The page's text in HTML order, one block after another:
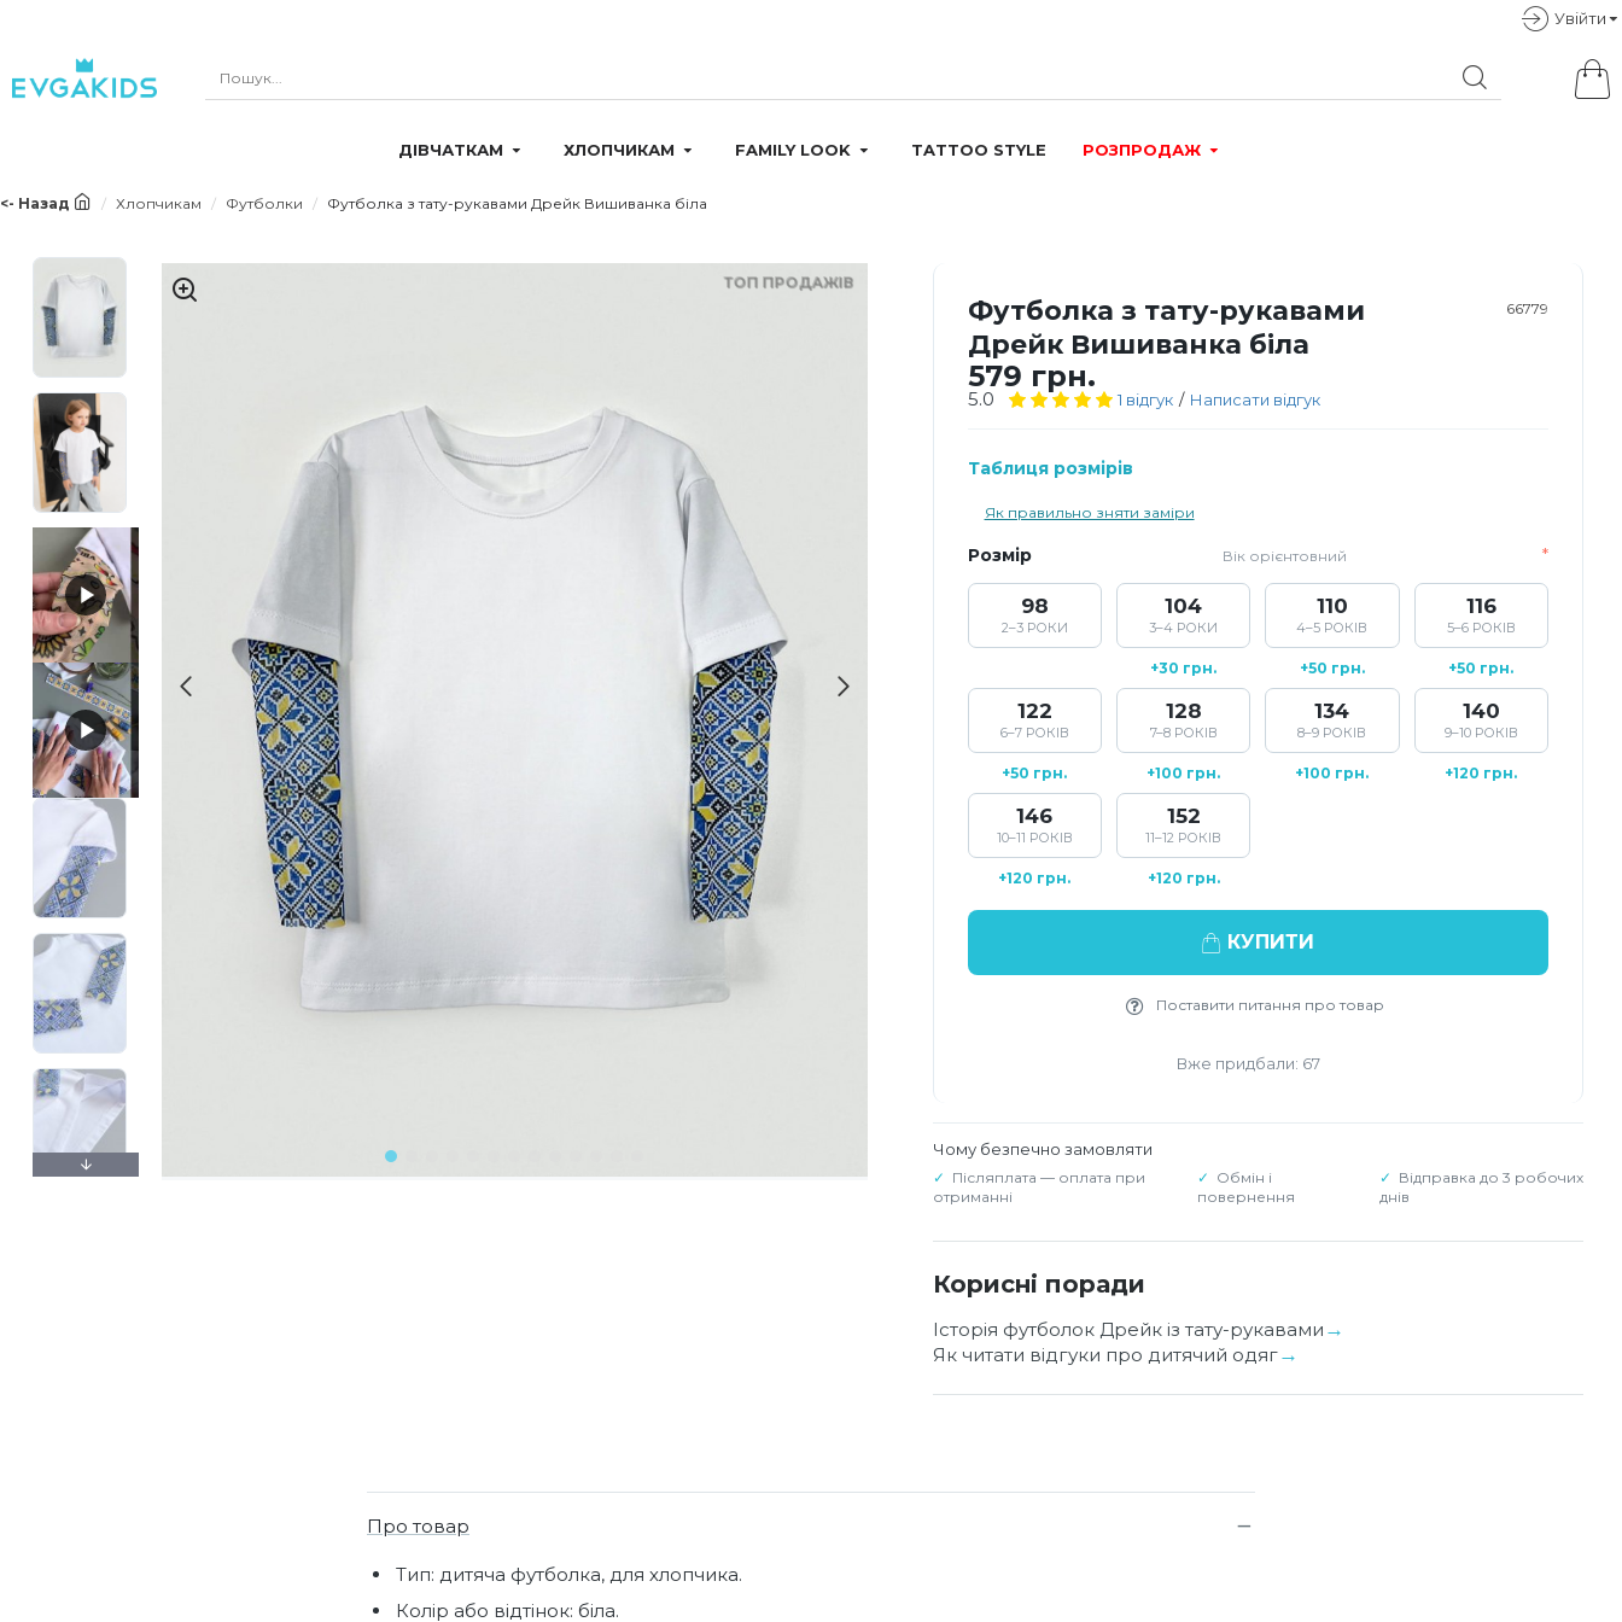
Увiйти
ДІВЧАТКАМ ХЛОПЧИКАМ FAMILY LOOK TATTOO STYLE РОЗПРОДАЖ
<- Назад Хлопчикам Футболки Футболка з тату-рукавами Дрейк Вишиванка біла
ТОП ПРОДАЖІВ
Футболка з тату-рукавами
Дрейк Вишиванка біла
66779
5.0 1 відгук / Написати відгук
579 грн.
Таблиця розмірів
Як правильно зняти заміри
Розмір Вік орієнтовний
98
2–3 РОКИ
104
3–4 РОКИ
+30 грн.
110
4–5 РОКІВ
+50 грн.
116
5–6 РОКІВ
+50 грн.
122
6–7 РОКІВ
+50 грн.
128
7–8 РОКІВ
+100 грн.
134
8–9 РОКІВ
+100 грн.
140
9–10 РОКІВ
+120 грн.
146
10–11 РОКІВ
+120 грн.
152
11–12 РОКІВ
+120 грн.
КУПИТИ
Поставити питання про товар
Вже придбали: 67
Чому безпечно замовляти
Післяплата — оплата при
отриманні
Обмін і
повернення
Відправка до 3 робочих
днів
Корисні поради
Історія футболок Дрейк із тату-рукавами
Як читати відгуки про дитячий одяг
Про товар
Тип: дитяча футболка, для хлопчика.
Колір або відтінок: біла.